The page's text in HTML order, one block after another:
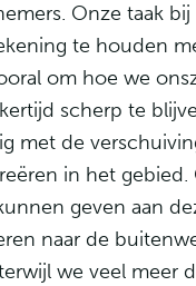
Onze taak
te houden
om hoe we
scherp te
met de
in het gebied.
geven aan
naar de
we veel meer